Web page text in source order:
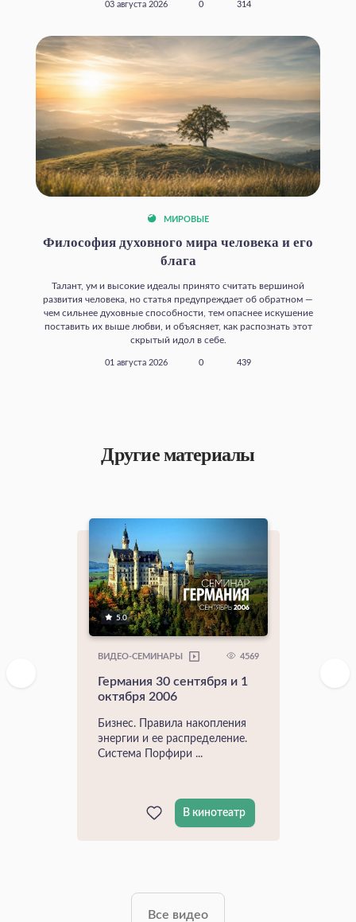
03 августа 2026 0 314
МИРОВЫЕ
Философия духовного мира человека и его
блага
Талант, ум и высокие идеалы принято считать вершиной
развития человека, но статья предупреждает об обратном —
чем сильнее духовные способности, тем опаснее искушение
поставить их выше любви, и объясняет, как распознать этот
скрытый идол в себе.
01 августа 2026 0 439
Другие материалы
5.0
ВИДЕО-СЕМИНАРЫ 4569
Германия 30 сентября и 1
октября 2006
Бизнес. Правила накопления
энергии и ее распределение.
Система Порфири ...
В кинотеатр
Все видео